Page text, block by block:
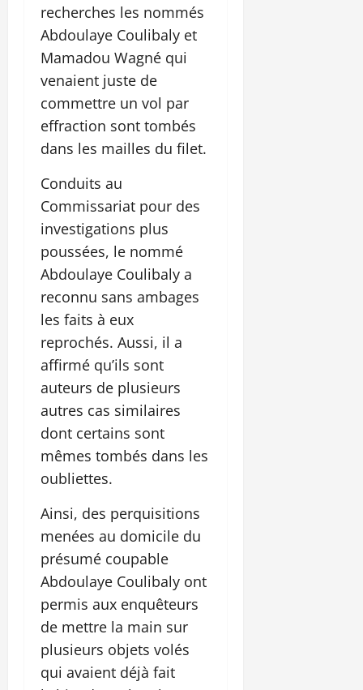
recherches les nommés
Abdoulaye Coulibaly et
Mamadou Wagné qui
venaient juste de
commettre un vol par
effraction sont tombés
dans les mailles du filet.
Conduits au
Commissariat pour des
investigations plus
poussées, le nommé
Abdoulaye Coulibaly a
reconnu sans ambages
les faits à eux
reprochés. Aussi, il a
affirmé qu’ils sont
auteurs de plusieurs
autres cas similaires
dont certains sont
mêmes tombés dans les
oubliettes.
Ainsi, des perquisitions
menées au domicile du
présumé coupable
Abdoulaye Coulibaly ont
permis aux enquêteurs
de mettre la main sur
plusieurs objets volés
qui avaient déjà fait